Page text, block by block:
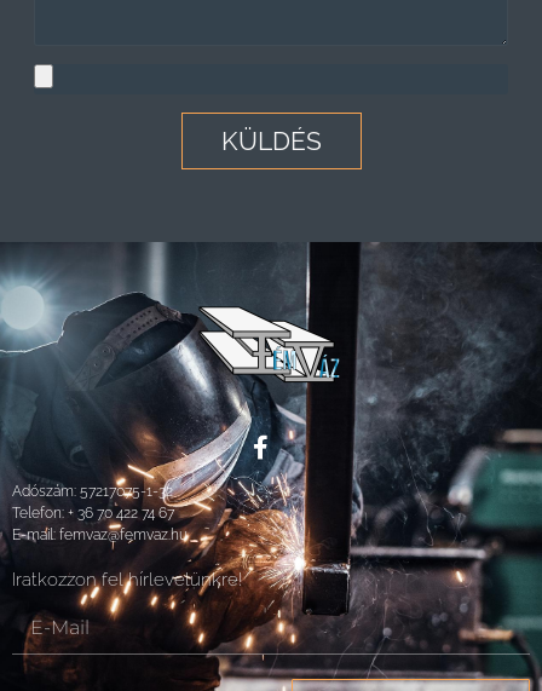
KÜLDÉS
Adószám: 57217075-1-32
Telefon: + 36 70 422 74 67
E-mail: femvaz@femvaz.hu
Iratkozzon fel hírlevelünkre!